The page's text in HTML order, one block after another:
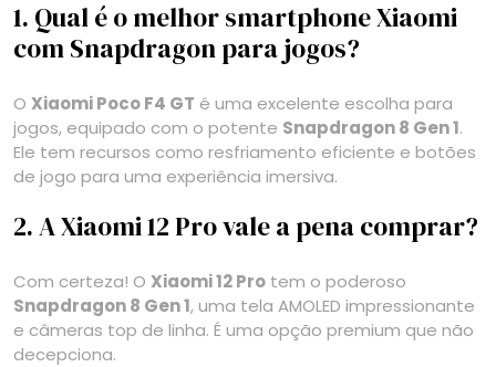
1. Qual é o melhor smartphone Xiaomi
com Snapdragon para jogos?
O Xiaomi Poco F4 GT é uma excelente escolha para
jogos, equipado com o potente Snapdragon 8 Gen 1.
Ele tem recursos como resfriamento eficiente e botões
de jogo para uma experiência imersiva.
2. A Xiaomi 12 Pro vale a pena comprar?
Com certeza! O Xiaomi 12 Pro tem o poderoso
Snapdragon 8 Gen 1, uma tela AMOLED impressionante
e câmeras top de linha. É uma opção premium que não
decepciona.